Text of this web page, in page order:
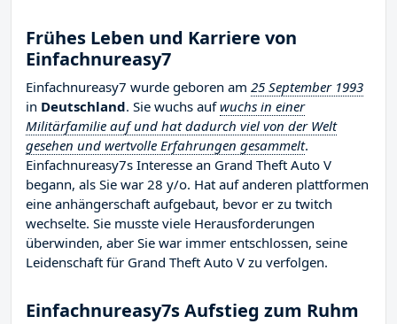
Frühes Leben und Karriere von
Einfachnureasy7
Einfachnureasy7 wurde geboren am 25 September 1993
in Deutschland. Sie wuchs aufwuchs in einer
Militärfamilie auf und hat dadurch viel von der Welt
gesehen und wertvolle Erfahrungen gesammelt.
Einfachnureasy7s Interesse an Grand Theft Auto V
begann, als Sie war 28 y/o. Hat auf anderen plattformen
eine anhängerschaft aufgebaut, bevor er zu twitch
wechselte. Sie musste viele Herausforderungen
überwinden, aber Sie war immer entschlossen, seine
Leidenschaft für Grand Theft Auto V zu verfolgen.
Einfachnureasy7s Aufstieg zum Ruhm